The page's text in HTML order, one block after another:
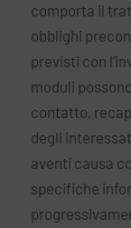
comporta il
obblighi
previsti con
moduli
contatto,
degli
aventi causa
specifiche